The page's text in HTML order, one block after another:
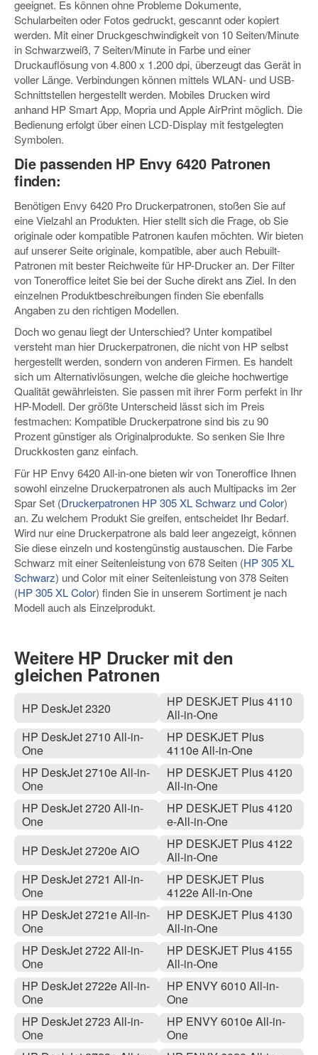
geeignet. Es können ohne Probleme Dokumente,
Schularbeiten oder Fotos gedruckt, gescannt oder kopiert
werden. Mit einer Druckgeschwindigkeit von 10 Seiten/Minute
in Schwarzweiß, 7 Seiten/Minute in Farbe und einer
Druckauflösung von 4.800 x 1.200 dpi, überzeugt das Gerät in
voller Länge. Verbindungen können mittels WLAN- und USB-
Schnittstellen hergestellt werden. Mobiles Drucken wird
anhand HP Smart App, Mopria und Apple AirPrint möglich. Die
Bedienung erfolgt über einen LCD-Display mit festgelegten
Symbolen.
Die passenden HP Envy 6420 Patronen
finden:
Benötigen Envy 6420 Pro Druckerpatronen, stoßen Sie auf
eine Vielzahl an Produkten. Hier stellt sich die Frage, ob Sie
originale oder kompatible Patronen kaufen möchten. Wir bieten
auf unserer Seite originale, kompatible, aber auch Rebuilt-
Patronen mit bester Reichweite für HP-Drucker an. Der Filter
von Toneroffice leitet Sie bei der Suche direkt ans Ziel. In den
einzelnen Produktbeschreibungen finden Sie ebenfalls
Angaben zu den richtigen Modellen.
Doch wo genau liegt der Unterschied? Unter kompatibel
versteht man hier Druckerpatronen, die nicht von HP selbst
hergestellt werden, sondern von anderen Firmen. Es handelt
sich um Alternativlösungen, welche die gleiche hochwertige
Qualität gewährleisten. Sie passen mit ihrer Form perfekt in Ihr
HP-Modell. Der größte Unterscheid lässt sich im Preis
festmachen: Kompatible Druckerpatrone sind bis zu 90
Prozent günstiger als Originalprodukte. So senken Sie Ihre
Druckkosten ganz einfach.
Für HP Envy 6420 All-in-one bieten wir von Toneroffice Ihnen
sowohl einzelne Druckerpatronen als auch Multipacks im 2er
Spar Set (Druckerpatronen HP 305 XL Schwarz und Color)
an. Zu welchem Produkt Sie greifen, entscheidet Ihr Bedarf.
Wird nur eine Druckerpatrone als bald leer angezeigt, können
Sie diese einzeln und kostengünstig austauschen. Die Farbe
Schwarz mit einer Seitenleistung von 678 Seiten (HP 305 XL
Schwarz) und Color mit einer Seitenleistung von 378 Seiten
(HP 305 XL Color) finden Sie in unserem Sortiment je nach
Modell auch als Einzelprodukt.
Weitere HP Drucker mit den
gleichen Patronen
HP DeskJet 2320
HP DeskJet 2710 All-in-
One
HP DeskJet 2710e All-in-
One
HP DeskJet 2720 All-in-
One
HP DeskJet 2720e AiO
HP DeskJet 2721 All-in-
One
HP DeskJet 2721e All-in-
One
HP DeskJet 2722 All-in-
One
HP DeskJet 2722e All-in-
One
HP DeskJet 2723 All-in-
One
HP DESKJET Plus 4110
All-in-One
HP DESKJET Plus
4110e All-in-One
HP DESKJET Plus 4120
All-in-One
HP DESKJET Plus 4120
e-All-in-One
HP DESKJET Plus 4122
All-in-One
HP DESKJET Plus
4122e All-in-One
HP DESKJET Plus 4130
All-in-One
HP DESKJET Plus 4155
All-in-One
HP ENVY 6010 All-in-
One
HP ENVY 6010e All-in-
One